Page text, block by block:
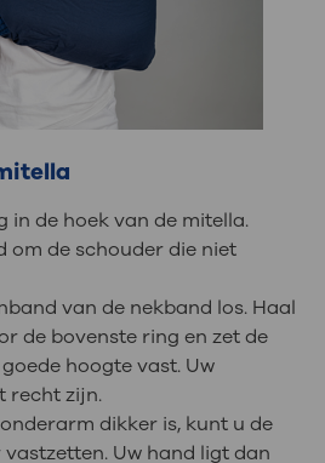
in de hoek van de mitella.
om de schouder die niet
van de nekband los. Haal
de bovenste ring en zet de
hoogte vast. Uw
recht zijn.
dikker is, kunt u de
Uw hand ligt dan